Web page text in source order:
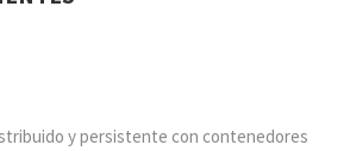
y persistente con contenedores